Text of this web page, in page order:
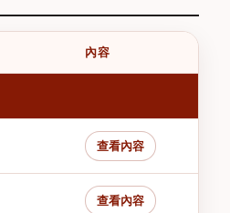
內容
查看內容
查看內容